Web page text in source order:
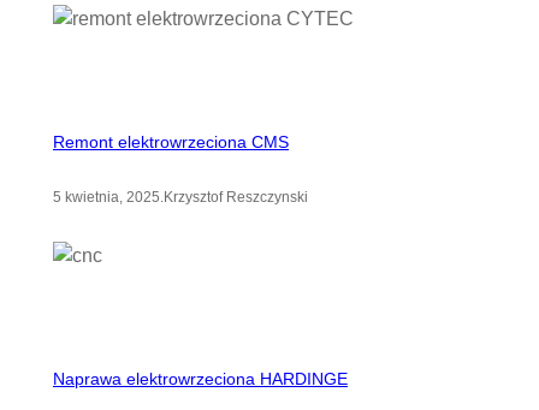
Remont elektrowrzeciona CMS
5 kwietnia, 2025.Krzysztof Reszczynski
Naprawa elektrowrzeciona HARDINGE